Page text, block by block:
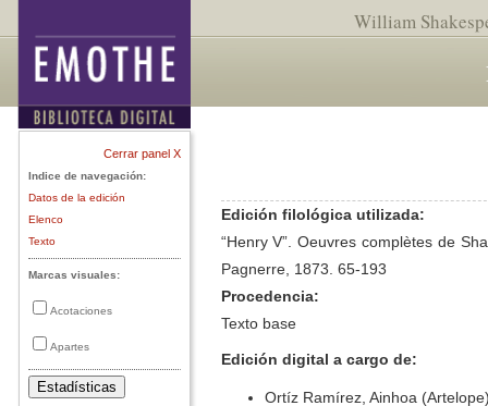
William
Cerrar panel X
Indice de navegación:
Datos de la edición
Elenco
Texto
Marcas visuales:
Acotaciones
Apartes
Edición filológica utilizada:
“Henry V”. Oeuvres complètes de
Pagnerre, 1873. 65-193
Procedencia:
Texto base
Edición digital a cargo de:
Ortíz Ramírez, Ainhoa